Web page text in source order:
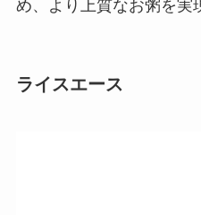
め、より上質なお粥を実
ライスエース